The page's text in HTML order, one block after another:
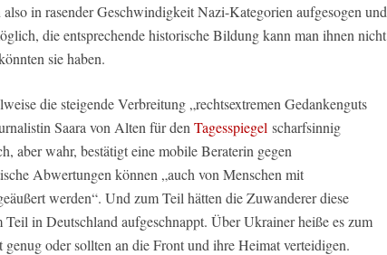
also in rasender Geschwindigkeit Nazi-Kategorien aufgesogen und
die entsprechende historische Bildung kann man ihnen nicht
sie haben.
die steigende Verbreitung „rechtsextremen Gedankenguts
Saara von Alten für den Tagesspiegel scharfsinnig
aber wahr, bestätigt eine mobile Beraterin gegen
Abwertungen können „auch von Menschen mit
werden“. Und zum Teil hätten die Zuwanderer diese
in Deutschland aufgeschnappt. Über Ukrainer heiße es zum
oder sollten an die Front und ihre Heimat verteidigen.